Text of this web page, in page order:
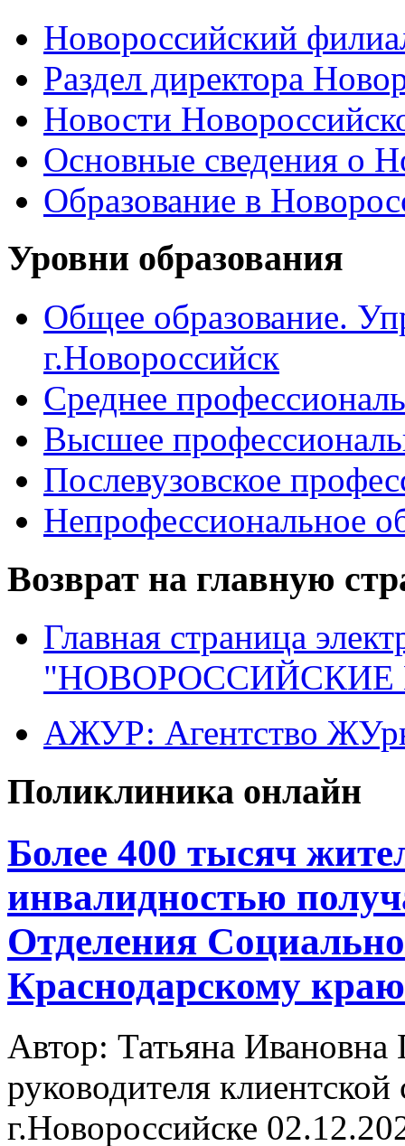
Новороссийский
Раздел директора
Новости
Основные сведения о
Образование в
Уровни образования
Общее образование.
г.Новороссийск
Среднее
Высшее
Послевузовское
Непрофессиональное
Возврат на главную
Главная страница
"НОВОРОССИЙСКИЕ
АЖУР: Агентство
Поликлиника онлайн
Более 400 тысяч
инвалидностью
Отделения
Краснодарскому
Автор: Татьяна
руководителя
г.Новороссийске